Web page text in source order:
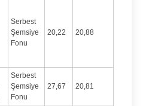
Serbest
Şemsiye
Fonu
20,22 20,88
Serbest
Şemsiye
Fonu
27,67 20,81